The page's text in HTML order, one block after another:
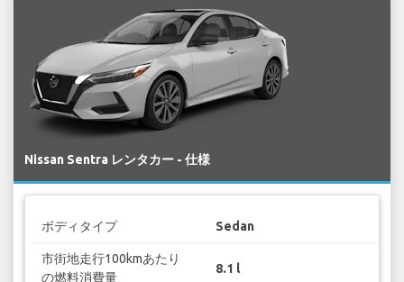
Nissan Sentra レンタカー - 仕様
ボディタイプ Sedan
市街地走行100kmあたり
の燃料消費量
8.1 l